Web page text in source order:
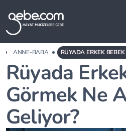
ANNE-BABA RÜYADA ERKEK
Rüyada
Görmek Ne
Geliyor?